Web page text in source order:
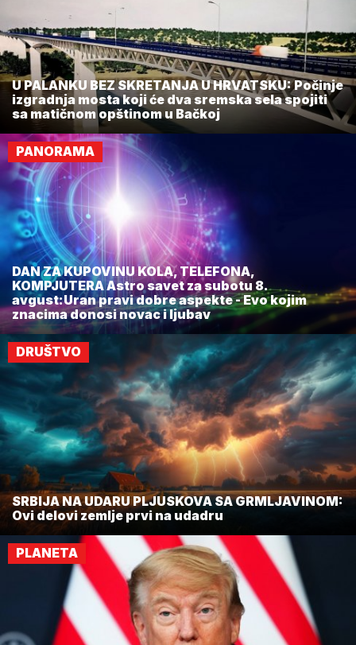
U PALANKU BEZ SKRETANJA U HRVATSKU: Počinje
izgradnja mosta koji će dva sremska sela spojiti
sa matičnom opštinom u Bačkoj
PANORAMA
DAN ZA KUPOVINU KOLA, TELEFONA,
KOMPJUTERA Astro savet za subotu 8.
avgust:Uran pravi dobre aspekte - Evo kojim
znacima donosi novac i ljubav
DRUŠTVO
SRBIJA NA UDARU PLJUSKOVA SA GRMLJAVINOM:
Ovi delovi zemlje prvi na udadru
PLANETA